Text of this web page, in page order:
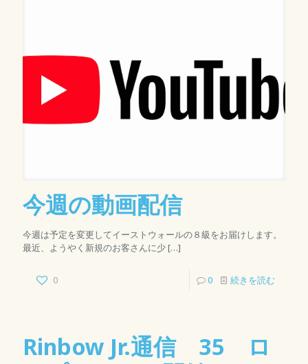
今週の動画配信
今週は予定を変更してイーストウォールの８級をお届けします。
最近、ようやく新規のお客さんに少[…]
0 0 続きを読む
Rinbow Jr.通信 35 ロ